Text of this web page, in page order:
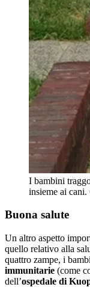
I bambini
insieme ai
Buona salute
Un altro aspetto
quello relativo alla
quattro zampe, i
immunitarie (come
dell’ospedale di